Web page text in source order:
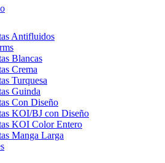
Antifluidos
Blancas
Crema
Turquesa
Guinda
Con Diseño
KOI/BJ con Diseño
KOI Color Entero
Manga Larga